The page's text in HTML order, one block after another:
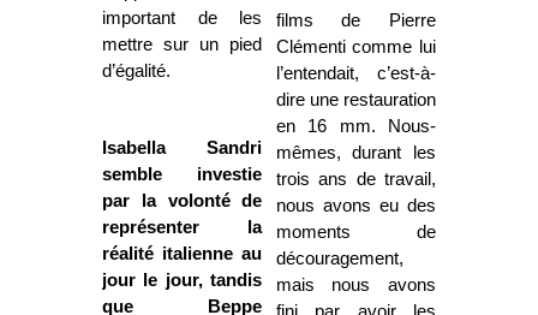
important de les
mettre sur un pied
d’égalité.
Isabella Sandri
semble investie
par la volonté de
représenter la
réalité italienne au
jour le jour, tandis
que Beppe
films de Pierre
Clémenti comme lui
l’entendait, c’est-à-
dire une restauration
en 16 mm. Nous-
mêmes, durant les
trois ans de travail,
nous avons eu des
moments de
découragement,
mais nous avons
fini par avoir les